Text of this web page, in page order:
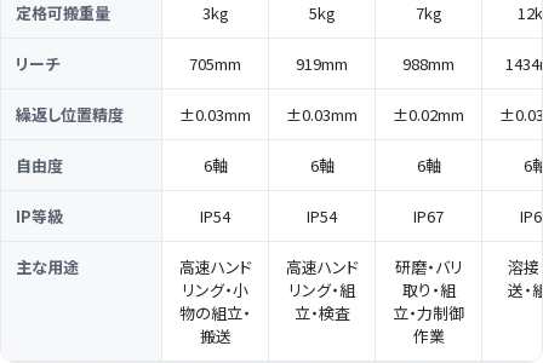
定格可搬重量 3kg 5kg 7kg
リーチ 705mm 919mm 988mm
繰返し位置精度 ±0.03mm ±0.03mm ±0.02mm
自由度 6軸 6軸 6軸 6
IP等級 IP54 IP54 IP67
主な用途
高速ハンド
リング・小
物の組立・
搬送
高速ハンド
リング・組
立・検査
研磨・バリ
取り・組
立・力制御
作業
溶接
送・